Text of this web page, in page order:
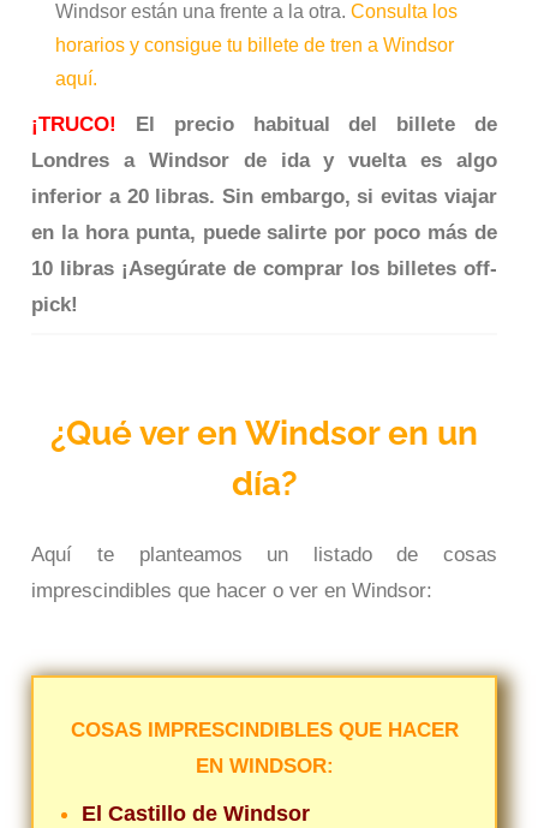
Windsor están una frente a la otra.Consulta los
horarios y consigue tu billete de tren a Windsor
aquí.
¡TRUCO!
El precio habitual del billete de
Londres a Windsor de ida y vuelta es algo
inferior a 20 libras. Sin embargo, si evitas viajar
en la hora punta, puede salirte por poco más de
10 libras ¡Asegúrate de comprar los billetes off-
pick!
¿Qué ver en Windsor en un
día?
Aquí te planteamos un listado de cosas
imprescindibles que hacer o ver en Windsor:
COSAS IMPRESCINDIBLES QUE HACER
EN WINDSOR:
El Castillo de Windsor